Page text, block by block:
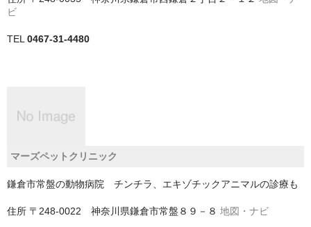
京都市以外
兵庫県
神戸市以外
千葉県
いすみ市
佐倉市
ビ
TEL 0467-31-4480
マーズペットクリニック
鎌倉市常盤の動物病院 チンチラ、エキゾチックアニマルの診療も
住所 〒248-0022 神奈川県鎌倉市常盤８９－８ 地図・ナビ